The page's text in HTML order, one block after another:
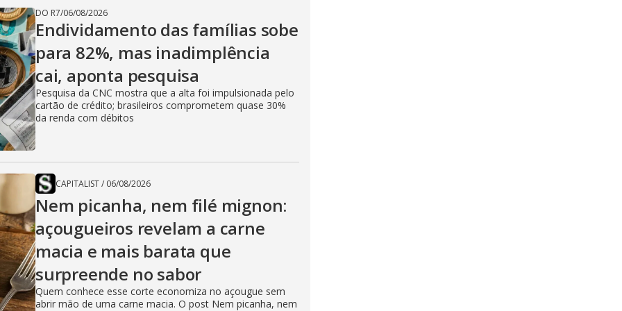
DO R7/06/08/2026
Endividamento das famílias sobe
para 82%, mas inadimplência
cai, aponta pesquisa
Pesquisa da CNC mostra que a alta foi impulsionada pelo
cartão de crédito; brasileiros comprometem quase 30%
da renda com débitos
CAPITALIST/ 06/08/2026
Nem picanha, nem filé mignon:
açougueiros revelam a carne
macia e mais barata que
surpreende no sabor
Quem conhece esse corte economiza no açougue sem
abrir mão de uma carne macia. O post Nem picanha, nem